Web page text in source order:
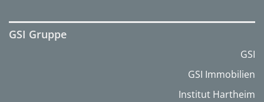
GSI Gruppe
GSI
GSI Immobilien
Institut Hartheim